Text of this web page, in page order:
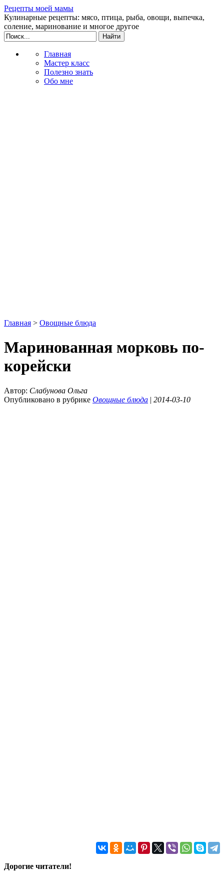
Рецепты моей мамы
Кулинарные рецепты: мясо, птица, рыба, овощи, выпечка,
соление, маринование и многое другое
Главная
Мастер класс
Полезно знать
Обо мне
Главная > Овощные блюда
Маринованная морковь по-
корейски
Автор: Слабунова Ольга
Опубликовано в рубрике Овощные блюда | 2014-03-10
Дорогие читатели!